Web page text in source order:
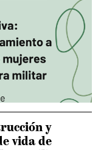
y
vida de